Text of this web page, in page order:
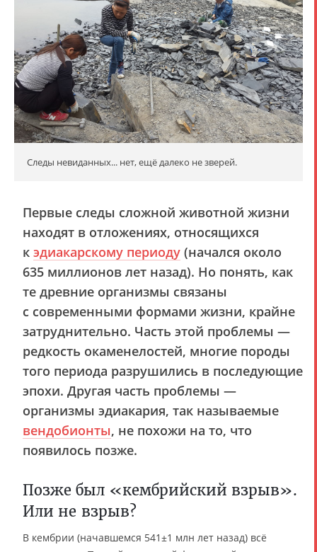
Следы невиданных... нет, ещё далеко не зверей.
Первые следы сложной животной жизни
находят в отложениях, относящихся
к эдиакарскому периоду (начался около
635 миллионов лет назад). Но понять, как
те древние организмы связаны
с современными формами жизни, крайне
затруднительно. Часть этой проблемы —
редкость окаменелостей, многие породы
того периода разрушились в последующие
эпохи. Другая часть проблемы —
организмы эдиакария, так называемые
вендобионты, не похожи на то, что
появилось позже.
Позже был «кембрийский взрыв».
Или не взрыв?
В кембрии (начавшемся 541±1 млн лет назад) всё